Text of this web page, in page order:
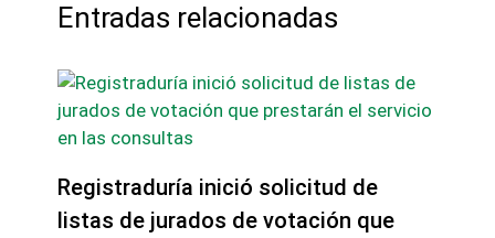
Entradas relacionadas
Registraduría inició solicitud de
listas de jurados de votación que